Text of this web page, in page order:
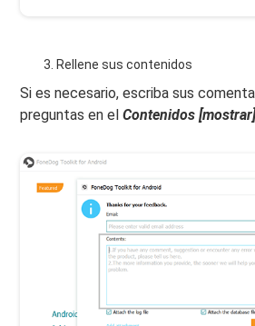
Rellene sus contenidos
Si es necesario, escriba sus
preguntas en elContenidos